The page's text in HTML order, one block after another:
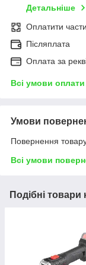
Детальніше
Оплатити
Післяплата
Оплата за
Всі умови оплати
Умови
Повернення
Всі умови
Подібні товари